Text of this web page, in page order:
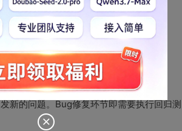
否正常
稳定性测试
新的问题。Bug修复环节即需要执行回归测